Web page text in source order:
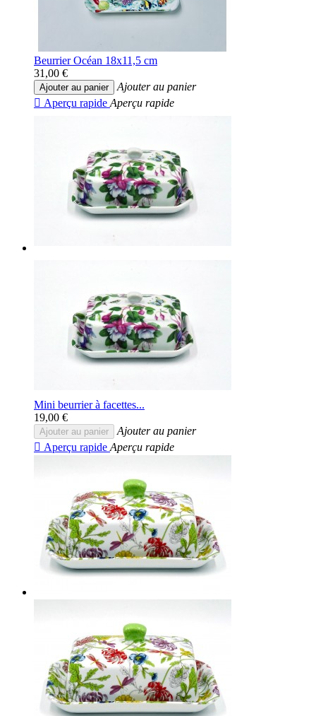
Beurrier Océan 18x11,5 cm
31,00 €
Ajouter au panier
Ajouter au panier
 Aperçu rapide Aperçu rapide
Mini beurrier à facettes...
19,00 €
Ajouter au panier
Ajouter au panier
 Aperçu rapide Aperçu rapide